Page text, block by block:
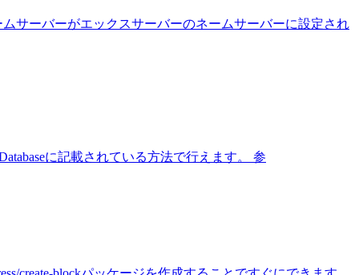
サーバーがエックスサーバーのネームサーバーに設定され
に記載されている方法で行えます。 参